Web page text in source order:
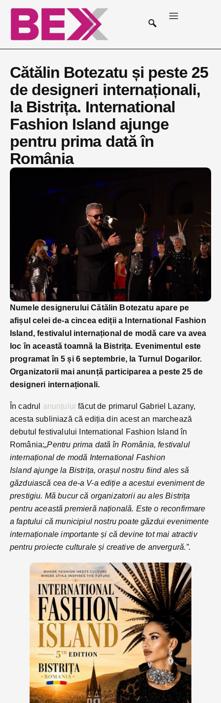
Cătălin Botezatu și peste 25
de designeri internaționali,
la Bistrița. International
Fashion Island ajunge
pentru prima dată în
România
Numele designerului Cătălin Botezatu apare pe
afișul celei de-a cincea ediții a International Fashion
Island, festivalul internațional de modă care va avea
loc în această toamnă la Bistrița. Evenimentul este
programat în 5 și 6 septembrie, la Turnul Dogarilor.
Organizatorii mai anunță participarea a peste 25 de
designeri internaționali.
În cadrul anunțului făcut de primarul Gabriel Lazany,
acesta subliniază că ediția din acest an marchează
debutul festivalului International Fashion Island în
România:„Pentru prima dată în România, festivalul
internațional de modă International Fashion
Island ajunge la Bistrița, orașul nostru fiind ales să
găzduiască cea de-a V-a ediție a acestui eveniment de
prestigiu. Mă bucur că organizatorii au ales Bistrița
pentru această premieră națională. Este o reconfirmare
a faptului că municipiul nostru poate găzdui evenimente
internaționale importante și că devine tot mai atractiv
pentru proiecte culturale și creative de anvergură.”.